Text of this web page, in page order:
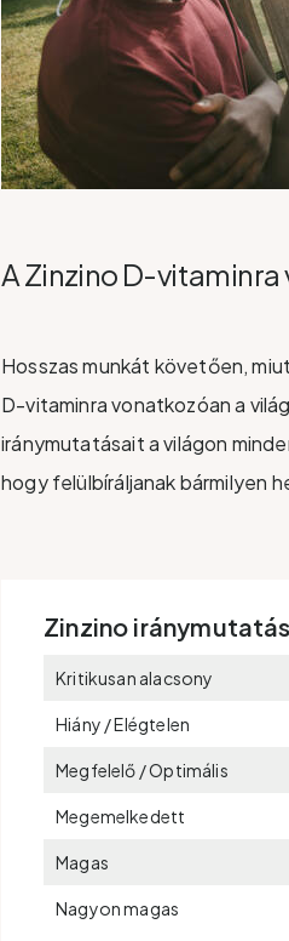
A Zinzino D-
Hosszas munkát követően,
D-vitaminra vonatkozóan a
iránymutatásait a világon
hogy felülbíráljanak bármilyen
Zinzino
Kritikusan alacsony
Hiány / Elégtelen
Megfelelő / Optimális
Megemelkedett
Magas
Nagyon magas